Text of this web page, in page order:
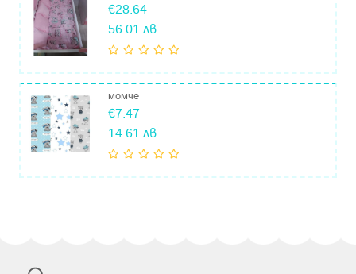
€28.64
56.01 лв.
момче
€7.47
14.61 лв.